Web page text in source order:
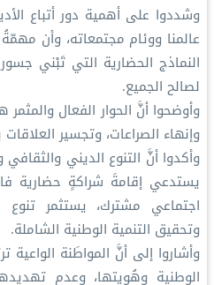
وشددوا على أهمية دور أتباع
عالمنا ووئام مجتمعاته، وأن
النماذج الحضارية التي تَبْني
لصالح الجميع.
وأوضحوا أنَّ الحوار الفعال
وإنهاء الصراعات، وتجسير العلاقات
وأكدوا أنَّ التنوع الديني
يستدعي إقامةَ شراكةٍ حضارية
اجتماعي مشترك، يستثمر تنوع
وتحقيق التنمية الوطنية الشاملة.
وأشاروا إلى أنَّ المواطَنة الواعية
الوطنية وهُويتها، وعدم